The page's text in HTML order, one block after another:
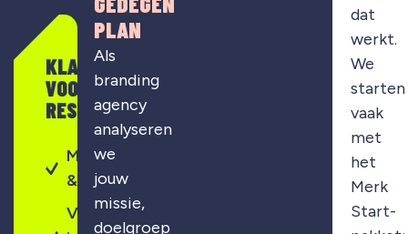
KLAAR
VOOR
RESULTAAT?
Merkontwikkeling
& strategie
Visuele
PLAN
Als
branding
agency
analyseren
we
jouw
missie,
doelgroep
dat
werkt.
We
starten
vaak
met
het
Merk
Start-